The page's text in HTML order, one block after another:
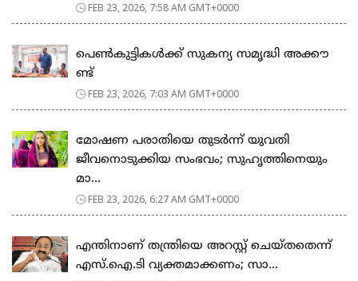
FEB 23, 2026, 7:58 AM GMT+0000
പെ​ൺ​കു​ട്ടി​ക​ൾ​ക്ക് സു​ക​ന്യ സ​മൃ​ദ്ധി അ​ക്കൗ​
ണ്ട്
FEB 23, 2026, 7:03 AM GMT+0000
മോഷണ പരാതിയെ തുടര്‍ന്ന് യുവതി
ജീവനൊടുക്കിയ സംഭവം; സുഹൃത്തിനെയും
മാ...
FEB 23, 2026, 6:27 AM GMT+0000
എന്തിനാണ് തന്ത്രിയെ അറസ്റ്റ് ചെയ്തതെന്ന്
എസ്.ഐ.ടി വ്യക്തമാക്കണം; സാ...